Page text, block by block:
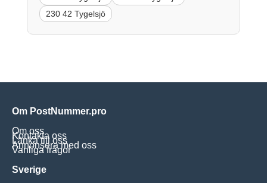
230 42 Tygelsjö
Om PostNummer.pro
Om oss
Kontakta oss
Länka till oss
Annonsera med oss
Vanliga frågor
Sverige